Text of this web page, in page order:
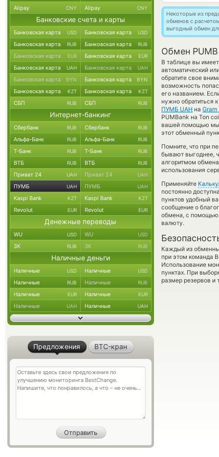
Некоторые из
обменов с
выгодный обмен
Обмен
В таблице вы
автоматический
обратите свое
возможность
его названием.
нужно обратиться
ПУМБ UAH на Gram
PUMBank на Ton
вашей помощью мы
этот обменный
Помните, что при
бывают выгоднее,
алгоритмом
использования
Применяйте
постоянно
пунктов удобный
сообщение о
обмена, с
валюту.
Каждый из
при этом команда
Использование
пунктах. При
размер резервов и
Alipay CNY Alipay CNY
Банковские счета и карты
Банковская карта USD Банковская карта USD
Банковская карта RUB Банковская карта RUB
Банковская карта EUR Банковская карта EUR
Банковская карта UAH Банковская карта UAH
Банковская карта BYN Банковская карта BYN
Банковская карта KZT Банковская карта KZT
СБП RUB СБП RUB
Интернет-банкинг
Сбербанк RUB Сбербанк RUB
Альфа-Банк RUB Альфа-Банк RUB
Т-Банк RUB Т-Банк RUB
ВТБ RUB ВТБ RUB
Приват 24 UAH Приват 24 UAH
ПУМБ UAH ПУМБ UAH
Kaspi Bank KZT Kaspi Bank KZT
Revolut EUR Revolut EUR
Денежные переводы
WU USD WU USD
ЗК RUB ЗК RUB
Наличные деньги
Наличные USD Наличные USD
Наличные RUB Наличные RUB
Наличные EUR Наличные EUR
Наличные UAH Наличные UAH
Предложения BTC-кран